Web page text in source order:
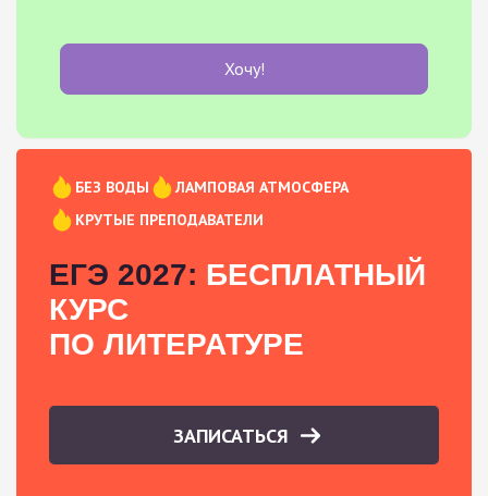
Хочу!
БЕЗ ВОДЫ
ЛАМПОВАЯ АТМОСФЕРА
КРУТЫЕ ПРЕПОДАВАТЕЛИ
ЕГЭ 2027: БЕСПЛАТНЫЙ
КУРС
ПО ЛИТЕРАТУРЕ
ЗАПИСАТЬСЯ